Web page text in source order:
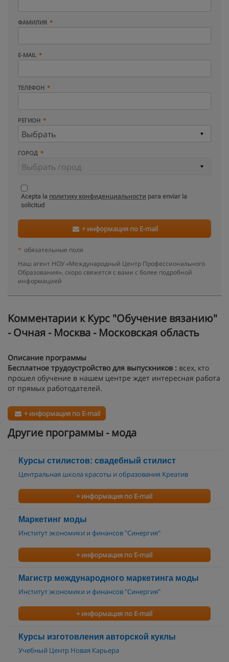
ФАМИЛИЯ
E-MAIL
ТЕЛЕФОН
РЕГИОН
ГОРОД
Acepta la политику конфиденциальности para enviar la
solicitud
+ информация по E-mail
* обязательные поля
Наш агент НОУ «Международный Центр Профессионального
Образования», скоро свяжется с вами с более подробной
информацией
Kомментарии к Курс "Обучение вязанию"
- Очная - Москва - Московская область
Описание программы
Бесплатное трудоустройство для выпускников : всех, кто
прошел обучение в нашем центре ждет интересная работа
от прямых работодателей.
+ информация по E-mail
Другие программы - мода
Курсы стилистов: свадебный стилист
Центральная школа красоты и образования Креатив
+ информация по E-mail
Маркетинг моды
Институт экономики и финансов "Синергия"
+ информация по E-mail
Магистр международного маркетинга моды
Институт экономики и финансов "Синергия"
+ информация по E-mail
Курсы изготовления авторской куклы
Учебный Центр Новая Карьера